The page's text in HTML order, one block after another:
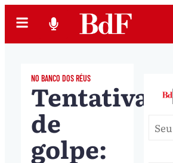
NO BANCO DOS RÉUS
Tentativa
de
golpe: